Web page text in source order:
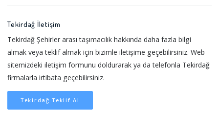
Tekirdağ İletişim
Tekirdağ Şehirler arası taşımacılık hakkında daha fazla bilgi
almak veya teklif almak için bizimle iletişime geçebilirsiniz. Web
sitemizdeki iletişim formunu doldurarak ya da telefonla Tekirdağ
firmalarla irtibata geçebilirsiniz.
Tekirdağ Teklif Al